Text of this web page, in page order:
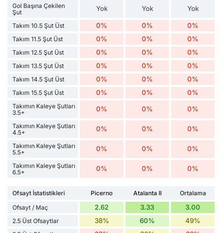
Gol Başına Çekilen
Şut
Yok Yok Yok
Takım 10.5 Şut Üst 0% 0% 0%
Takım 11.5 Şut Üst 0% 0% 0%
Takım 12.5 Şut Üst 0% 0% 0%
Takım 13.5 Şut Üst 0% 0% 0%
Takım 14.5 Şut Üst 0% 0% 0%
Takım 15.5 Şut Üst 0% 0% 0%
Takımın Kaleye Şutları
3.5+
0% 0% 0%
Takımın Kaleye Şutları
4.5+
0% 0% 0%
Takımın Kaleye Şutları
5.5+
0% 0% 0%
Takımın Kaleye Şutları
6.5+
0% 0% 0%
Ofsayt İstatistikleri Picerno Atalanta II
Ortalama
Ofsayt / Maç
2.62 3.33 3.00
2.5 Üst Ofsaytlar 38% 60% 49%